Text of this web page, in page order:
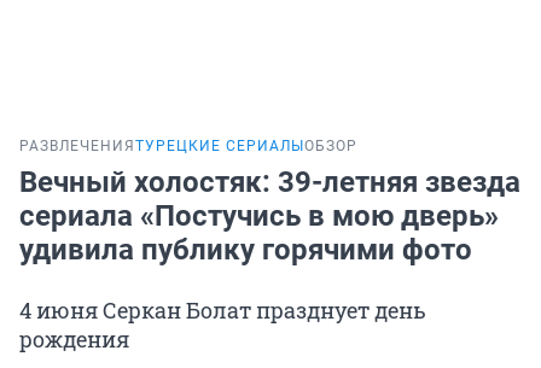
РАЗВЛЕЧЕНИЯ ТУРЕЦКИЕ СЕРИАЛЫ ОБЗОР
Вечный холостяк: 39-летняя звезда
сериала «Постучись в мою дверь»
удивила публику горячими фото
4 июня Серкан Болат празднует день
рождения